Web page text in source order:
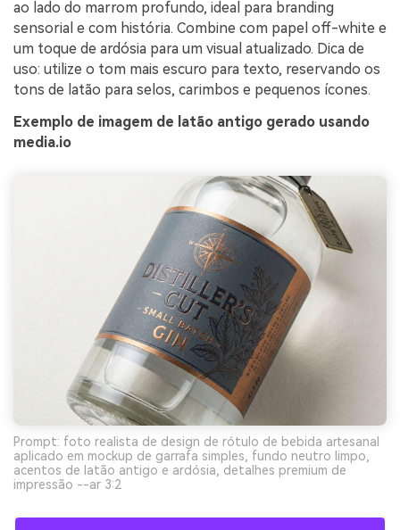
ao lado do marrom profundo, ideal para branding
sensorial e com história. Combine com papel off-white e
um toque de ardósia para um visual atualizado. Dica de
uso: utilize o tom mais escuro para texto, reservando os
tons de latão para selos, carimbos e pequenos ícones.
Exemplo de imagem de latão antigo gerado usando
media.io
Prompt: foto realista de design de rótulo de bebida artesanal
aplicado em mockup de garrafa simples, fundo neutro limpo,
acentos de latão antigo e ardósia, detalhes premium de
impressão --ar 3:2